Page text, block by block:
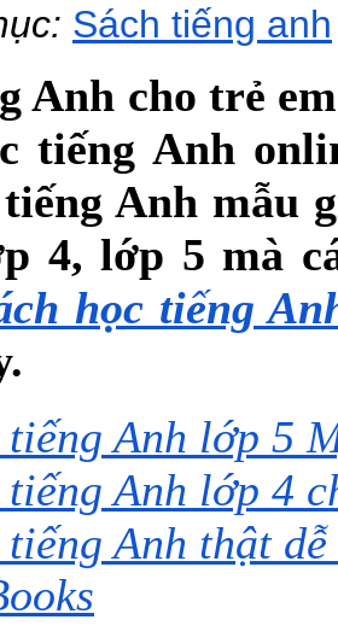
Sách tiếng anh
Anh cho trẻ
tiếng Anh
Anh mẫu
4, lớp 5 mà
học tiếng
tiếng Anh lớp 5
tiếng Anh lớp 4
tiếng Anh thật